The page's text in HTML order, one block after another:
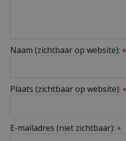
Naam (zichtbaar op website): *
Plaats (zichtbaar op website): *
E-mailadres (niet zichtbaar): *